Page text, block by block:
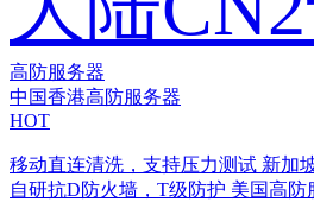
高防服务器
中国香港高防服务器
HOT
移动直连清洗，支持压力测试 新加
自研抗D防火墙，T级防护 美国高防